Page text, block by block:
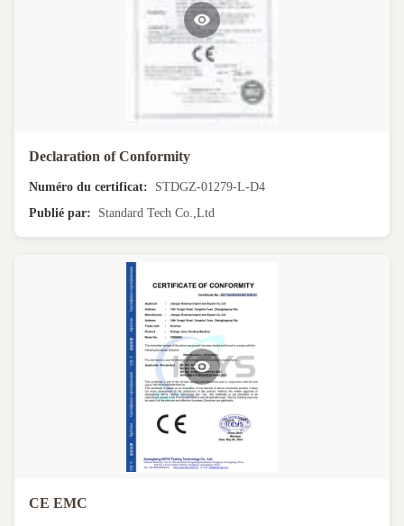
Declaration of Conformity
Numéro du certificat:
STDGZ-01279-L-D4
Publié par:
Standard Tech Co.,Ltd
CE EMC